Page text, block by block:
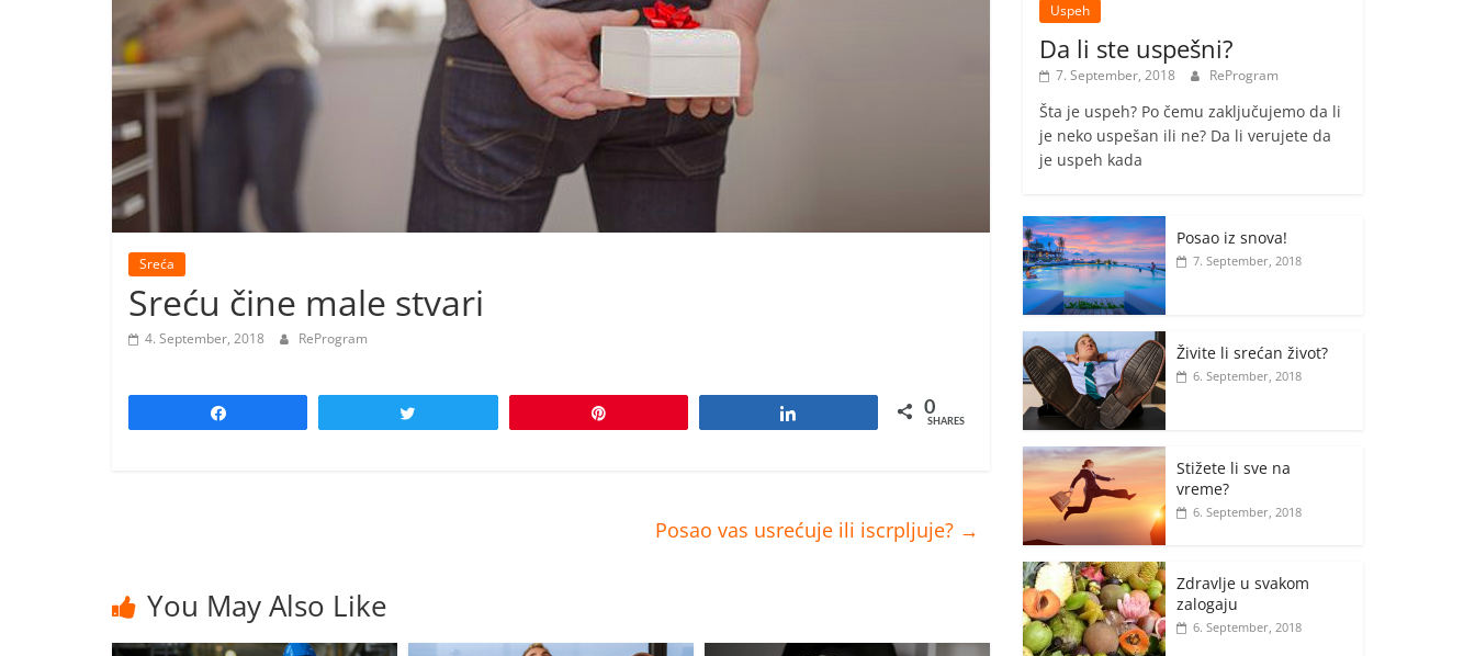
Sreća
Sreću čine male stvari
4. September, 2018 ReProgram
0
SHARES
Posao vas usrećuje ili iscrpljuje? →
You May Also Like
Uspeh
Da li ste uspešni?
7. September, 2018 ReProgram
Šta je uspeh? Po čemu zaključujemo da li
je neko uspešan ili ne? Da li verujete da
je uspeh kada
Posao iz snova!
7. September, 2018
Živite li srećan život?
6. September, 2018
Stižete li sve na
vreme?
6. September, 2018
Zdravlje u svakom
zalogaju
6. September, 2018